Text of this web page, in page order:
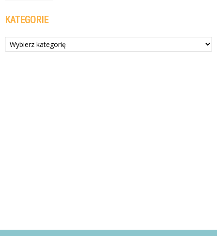
KATEGORIE
Kategorie